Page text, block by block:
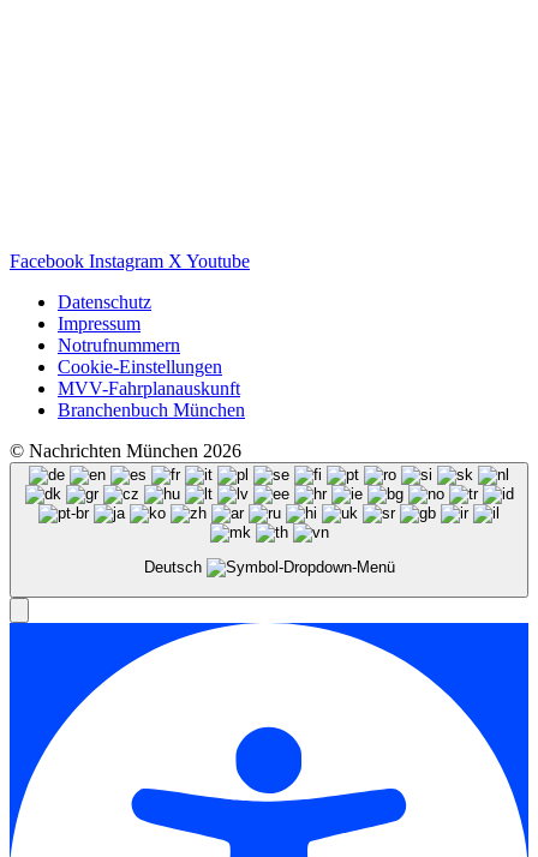
Facebook Instagram X Youtube
Datenschutz
Impressum
Notrufnummern
Cookie-Einstellungen
MVV-Fahrplanauskunft
Branchenbuch München
© Nachrichten München 2026
Deutsch